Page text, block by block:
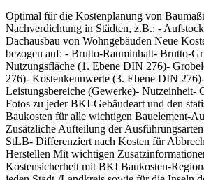
Optimal für die Kostenplanung von
Nachverdichtung in Städten, z.B.: -
Dachausbau von Wohngebäuden Neue
bezogen auf: - Brutto-Rauminhalt- Brutto-
Nutzungsfläche (1. Ebene DIN 276)-
276)- Kostenkennwerte (3. Ebene DIN
Leistungsbereiche (Gewerke)- Nutzeinheit-
Fotos zu jeder BKI-Gebäudeart und den
Baukosten für alle wichtigen Bauelement-
Zusätzliche Aufteilung der
StLB- Differenziert nach Kosten für
Herstellen Mit wichtigen
Kostensicherheit mit BKI Baukosten-